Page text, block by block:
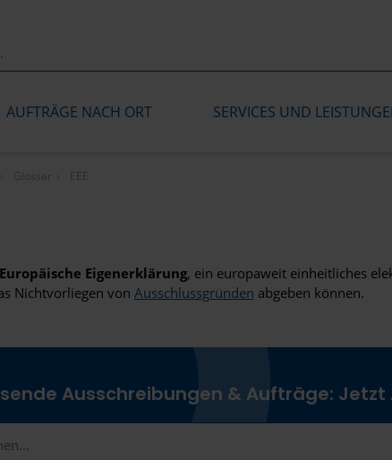
AUFTRÄGE NACH ORT SERVICES UND
Glossar EEE
Eigenerklärung, ein europaweit einheitliches
Nichtvorliegen von Ausschlussgründen abgeben können.
Ausschreibungen & Aufträge: